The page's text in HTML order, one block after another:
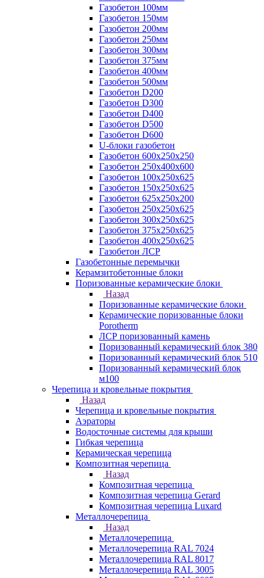
Газобетон 100мм
Газобетон 150мм
Газобетон 200мм
Газобетон 250мм
Газобетон 300мм
Газобетон 375мм
Газобетон 400мм
Газобетон 500мм
Газобетон D200
Газобетон D300
Газобетон D400
Газобетон D500
Газобетон D600
U-блоки газобетон
Газобетон 600x250x250
Газобетон 250x400x600
Газобетон 100х250х625
Газобетон 150х250х625
Газобетон 625х250х200
Газобетон 250х250х625
Газобетон 300х250х625
Газобетон 375х250х625
Газобетон 400х250х625
Газобетон ЛСР
Газобетонные перемычки
Керамзитобетонные блоки
Поризованные керамические блоки
Назад
Поризованные керамические блоки
Керамические поризованные блоки
Porotherm
ЛСР поризованный камень
Поризованный керамический блок 380
Поризованный керамический блок 510
Поризованный керамический блок
м100
Черепица и кровельные покрытия
Назад
Черепица и кровельные покрытия
Аэраторы
Водосточные системы для крыши
Гибкая черепица
Керамическая черепица
Композитная черепица
Назад
Композитная черепица
Композитная черепица Gerard
Композитная черепица Luxard
Металлочерепица
Назад
Металлочерепица
Металлочерепица RAL 7024
Металлочерепица RAL 8017
Металлочерепица RAL 3005